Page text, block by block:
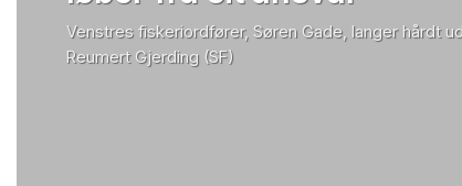
Venstres fiskeriordfører, Søren Gade, langer hårdt
Reumert Gjerding (SF)